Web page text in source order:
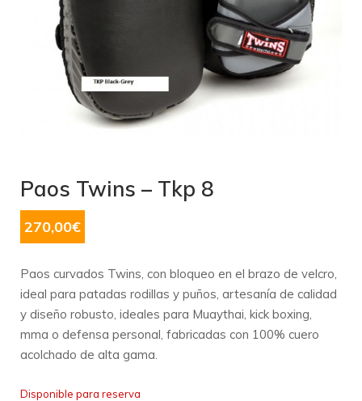
Paos Twins – Tkp 8
270,00€
Paos curvados Twins, con bloqueo en el brazo de velcro,
ideal para patadas rodillas y puños, artesanía de calidad
y diseño robusto, ideales para Muaythai, kick boxing,
mma o defensa personal, fabricadas con 100% cuero
acolchado de alta gama.
Disponible para reserva